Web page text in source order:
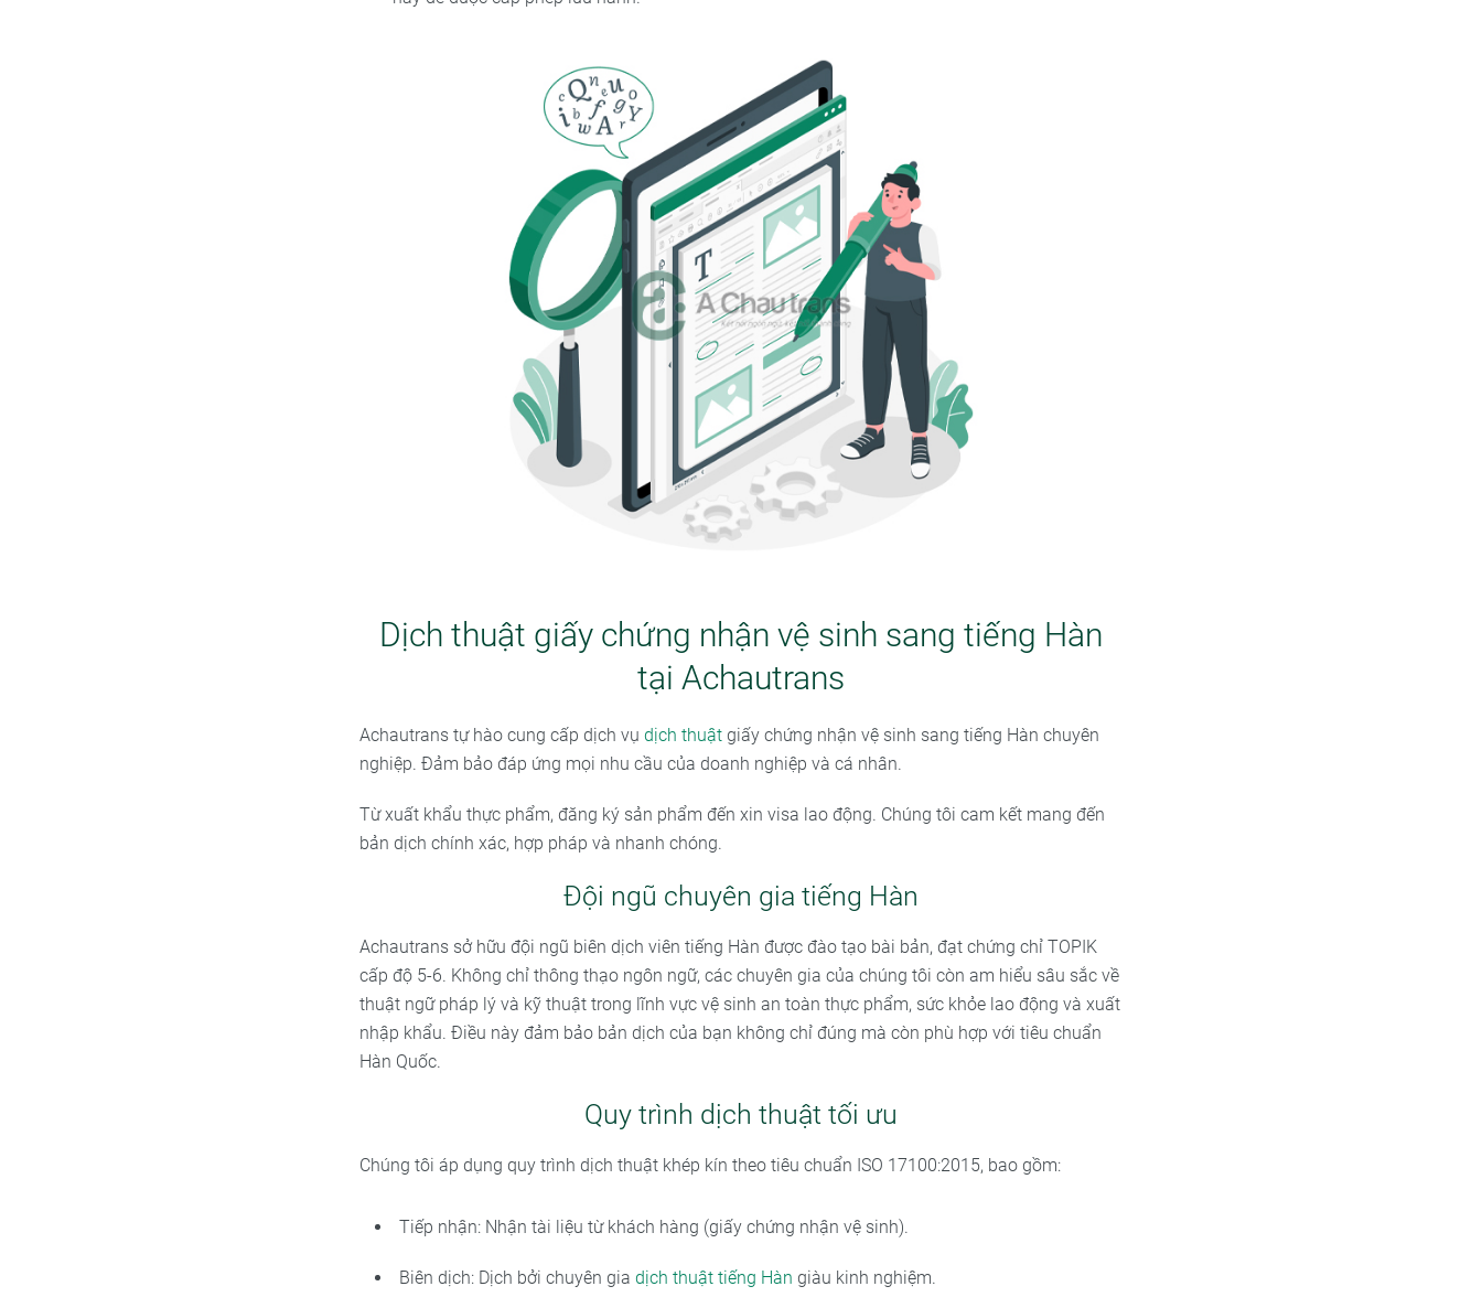
Dịch thuật giấy chứng nhận vệ sinh sang tiếng Hàn
tại Achautrans
Achautrans tự hào cung cấp dịch vụ dịch thuậtgiấy chứng nhận vệ sinh sang tiếng Hàn chuyên
nghiệp. Đảm bảo đáp ứng mọi nhu cầu của doanh nghiệp và cá nhân.
Từ xuất khẩu thực phẩm, đăng ký sản phẩm đến xin visa lao động. Chúng tôi cam kết mang đến
bản dịch chính xác, hợp pháp và nhanh chóng.
Đội ngũ chuyên gia tiếng Hàn
Achautrans sở hữu đội ngũ biên dịch viên tiếng Hàn được đào tạo bài bản, đạt chứng chỉ TOPIK
cấp độ 5-6. Không chỉ thông thạo ngôn ngữ, các chuyên gia của chúng tôi còn am hiểu sâu sắc về
thuật ngữ pháp lý và kỹ thuật trong lĩnh vực vệ sinh an toàn thực phẩm, sức khỏe lao động và xuất
nhập khẩu. Điều này đảm bảo bản dịch của bạn không chỉ đúng mà còn phù hợp với tiêu chuẩn
Hàn Quốc.
Quy trình dịch thuật tối ưu
Chúng tôi áp dụng quy trình dịch thuật khép kín theo tiêu chuẩn ISO 17100:2015, bao gồm:
Tiếp nhận: Nhận tài liệu từ khách hàng (giấy chứng nhận vệ sinh).
Biên dịch: Dịch bởi chuyên gia dịch thuật tiếng Hàn giàu kinh nghiệm.